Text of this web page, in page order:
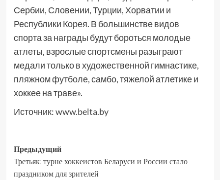
Сербии, Словении, Турции, Хорватии и
Республики Корея. В большинстве видов
спорта за награды будут бороться молодые
атлеты, взрослые спортсмены разыграют
медали только в художественной гимнастике,
пляжном футболе, самбо, тяжелой атлетике и
хоккее на траве».
Источник:www.belta.by
Предыдущий
Третьяк: турне хоккеистов Беларуси и России стало
праздником для зрителей